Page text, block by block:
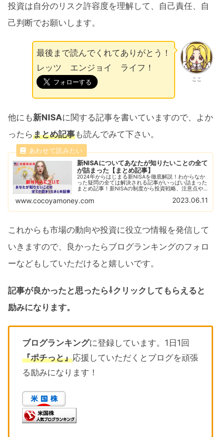
投資は自分のリスク許容度を理解して、自己責任、自
己判断でお願いします。
ここ
最後まで読んでくれてありがとう！
レッツ エンジョイ ライフ！
他にも新NISAに関する記事を書いていますので、よか
ったらまとめ記事も読んでみて下さい。
新NISAについてあなたが知りたいことの全て
が詰まった【まとめ記事】
2024年からはじまる新NISAを徹底解説！わからなか
った疑問の全ては解決される記事がいっぱい詰まった
まとめ記事！新NISAの制度から投資戦略、注意点や
の記事がギッシリ！
www.cocoyamoney.com 2023.06.11
これからも市場の動向や投資に役立つ情報を発信して
いきますので、良かったらブログランキングのフォロ
ーなどもしていただけると嬉しいです。
記事が良かったと思ったら⇩クリックしてもらえると
励みになります。
ブログランキングに登録しています。1日1回
『ポチっと』応援していただくとブログを頑張
る励みになります！